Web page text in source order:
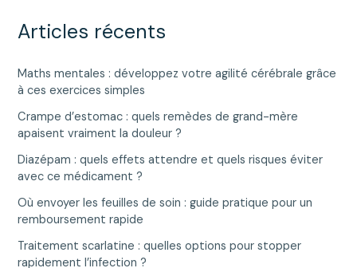
Articles récents
Maths mentales : développez votre agilité cérébrale grâce
à ces exercices simples
Crampe d’estomac : quels remèdes de grand-mère
apaisent vraiment la douleur ?
Diazépam : quels effets attendre et quels risques éviter
avec ce médicament ?
Où envoyer les feuilles de soin : guide pratique pour un
remboursement rapide
Traitement scarlatine : quelles options pour stopper
rapidement l’infection ?